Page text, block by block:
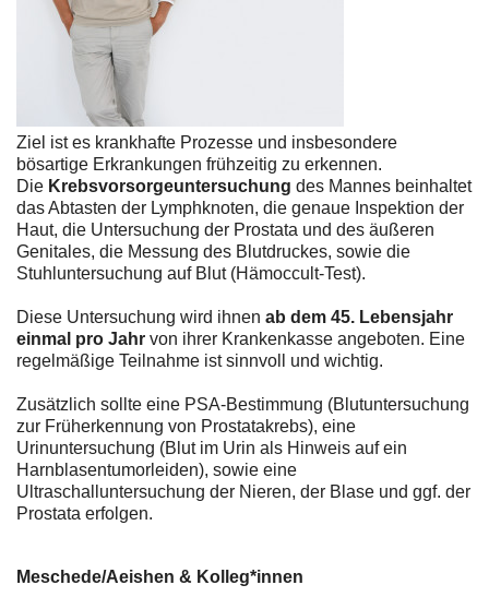
Ziel ist es krankhafte Prozesse und insbesondere
bösartige Erkrankungen frühzeitig zu erkennen.
Die Krebsvorsorgeuntersuchung des Mannes beinhaltet
das Abtasten der Lymphknoten, die genaue Inspektion der
Haut, die Untersuchung der Prostata und des äußeren
Genitales, die Messung des Blutdruckes, sowie die
Stuhluntersuchung auf Blut (Hämoccult-Test).
Diese Untersuchung wird ihnen ab dem 45. Lebensjahr
einmal pro Jahr von ihrer Krankenkasse angeboten. Eine
regelmäßige Teilnahme ist sinnvoll und wichtig.
Zusätzlich sollte eine PSA-Bestimmung (Blutuntersuchung
zur Früherkennung von Prostatakrebs), eine
Urinuntersuchung (Blut im Urin als Hinweis auf ein
Harnblasentumorleiden), sowie eine
Ultraschalluntersuchung der Nieren, der Blase und ggf. der
Prostata erfolgen.
Meschede/Aeishen & Kolleg*innen